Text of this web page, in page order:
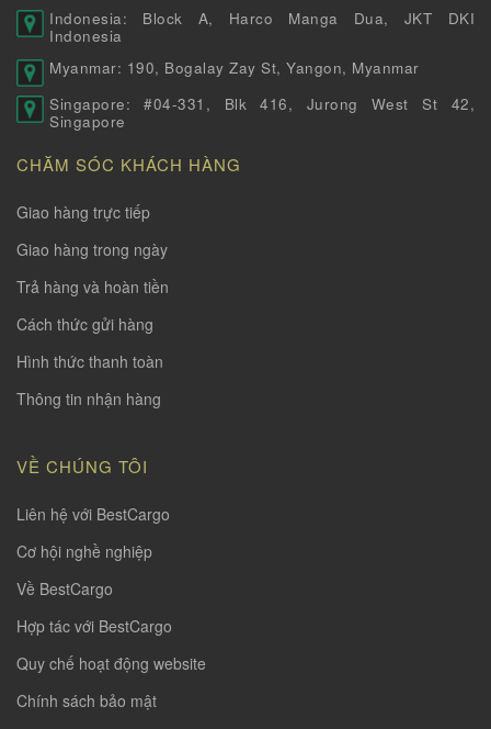
Indonesia: Block A, Harco Manga Dua, JKT DKI
Indonesia
Myanmar: 190, Bogalay Zay St, Yangon, Myanmar
Singapore: #04-331, Blk 416, Jurong West St 42,
Singapore
CHĂM SÓC KHÁCH HÀNG
Giao hàng trực tiếp
Giao hàng trong ngày
Trả hàng và hoàn tiền
Cách thức gửi hàng
Hình thức thanh toàn
Thông tin nhận hàng
VỀ CHÚNG TÔI
Liên hệ với BestCargo
Cơ hội nghề nghiệp
Về BestCargo
Hợp tác với BestCargo
Quy chế hoạt động website
Chính sách bảo mật